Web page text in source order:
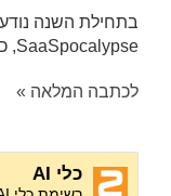
בתחילת השנה
SaaSpocalypse, כלומר החשש שכלי AI…
לכתבה המלאה »